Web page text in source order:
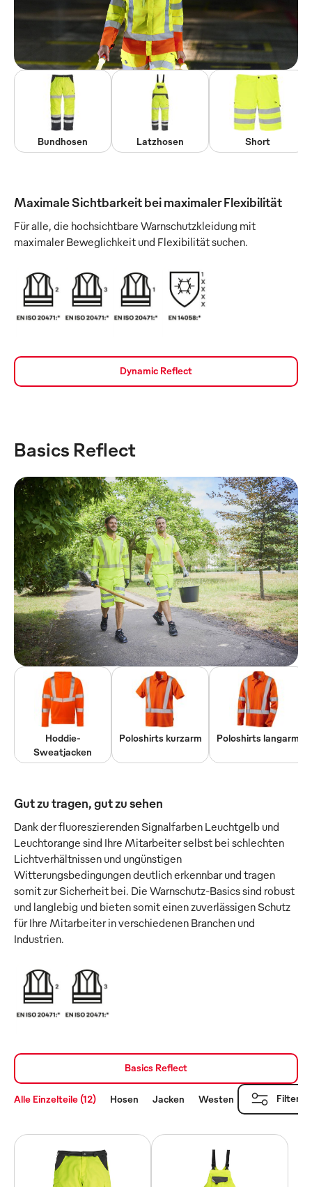
Bundhosen Latzhosen Short
Maximale Sichtbarkeit bei maximaler Flexibilität
Für alle, die hochsichtbare Warnschutzkleidung mit
maximaler Beweglichkeit und Flexibilität suchen.
Dynamic Reflect
Basics Reflect
Hoddie-
Sweatjacken
Poloshirts kurzarm Poloshirts langarm
Gut zu tragen, gut zu sehen
Dank der fluoreszierenden Signalfarben Leuchtgelb und
Leuchtorange sind Ihre Mitarbeiter selbst bei schlechten
Lichtverhältnissen und ungünstigen
Witterungsbedingungen deutlich erkennbar und tragen
somit zur Sicherheit bei. Die Warnschutz-Basics sind robust
und langlebig und bieten somit einen zuverlässigen Schutz
für Ihre Mitarbeiter in verschiedenen Branchen und
Industrien.
Basics Reflect
Alle Einzelteile (12) Hosen Jacken Westen Shirts Filtern